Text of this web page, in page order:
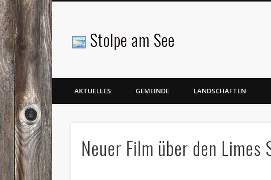
Stolpe am See
Facebook
AKTUELLES GEMEINDE LANDSCHAFTEN
Neuer Film über den Limes